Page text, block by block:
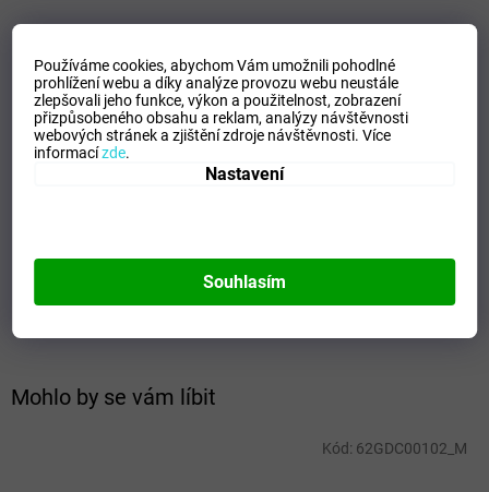
Používáme cookies, abychom Vám umožnili pohodlné
prohlížení webu a díky analýze provozu webu neustále
zlepšovali jeho funkce, výkon a použitelnost,zobrazení
přizpůsobeného obsahu a reklam, analýzy návštěvnosti
webových stránek a zjištění zdroje návštěvnosti.Více
informacízde.
Nastavení
Souhlasím
Mohlo by se vám líbit
Kód: 62GDC00102_M
Doplňkové parametry
Kategorie:
Pánské tepláky
EAN:
Sport:
Training
100% Polyester